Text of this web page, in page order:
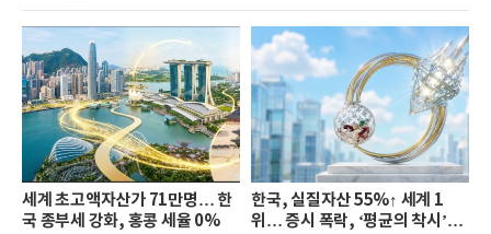
세계 초고액자산가 71만명… 한
국 종부세 강화, 홍콩 세율 0%
한국, 실질자산 55%↑ 세계 1
위… 증시 폭락, ‘평균의 착시’와